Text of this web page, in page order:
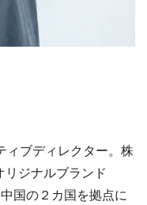
ィブディレクター。株
リジナルブランド
国の２カ国を拠点に